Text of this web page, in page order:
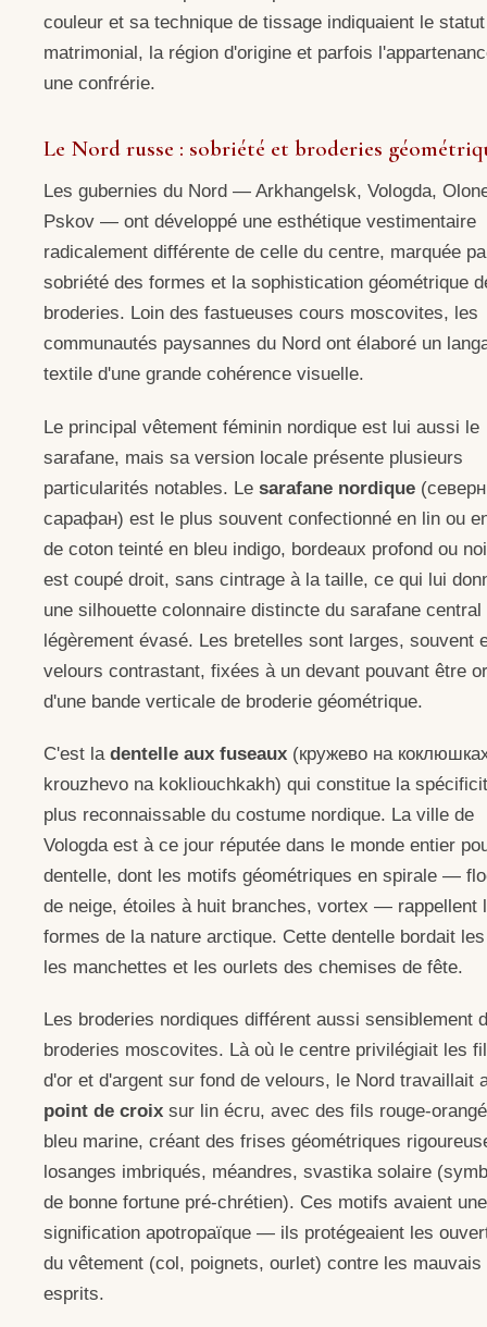
couleur et sa technique de tissage indiquaient le statut
matrimonial, la région d'origine et parfois
une confrérie.
Le Nord russe : sobriété et broderies
Les gubernies du Nord — Arkhangelsk, Vologda,
Pskov — ont développé une esthétique vestimentaire
radicalement différente de celle du centre, marquée
sobriété des formes et la sophistication géométrique
broderies. Loin des fastueuses cours moscovites, les
communautés paysannes du Nord ont élaboré un
textile d'une grande cohérence visuelle.
Le principal vêtement féminin nordique est lui aussi le
sarafane, mais sa version locale présente plusieurs
particularités notables. Le sarafane nordique
сарафан) est le plus souvent confectionné en lin ou
de coton teinté en bleu indigo, bordeaux profond ou
est coupé droit, sans cintrage à la taille, ce qui lui
une silhouette colonnaire distincte du sarafane central
légèrement évasé. Les bretelles sont larges, souvent
velours contrastant, fixées à un devant pouvant être
d'une bande verticale de broderie géométrique.
C'est la dentelle aux fuseaux (кружево на
krouzhevo na kokliouchkakh) qui constitue la
plus reconnaissable du costume nordique. La ville de
Vologda est à ce jour réputée dans le monde entier
dentelle, dont les motifs géométriques en spirale —
de neige, étoiles à huit branches, vortex — rappellent
formes de la nature arctique. Cette dentelle bordait
les manchettes et les ourlets des chemises de fête.
Les broderies nordiques différent aussi sensiblement
broderies moscovites. Là où le centre privilégiait les
d'or et d'argent sur fond de velours, le Nord travaillait
point de croix sur lin écru, avec des fils rouge-
bleu marine, créant des frises géométriques
losanges imbriqués, méandres, svastika solaire
de bonne fortune pré-chrétien). Ces motifs avaient une
signification apotropaïque — ils protégeaient les
du vêtement (col, poignets, ourlet) contre les mauvais
esprits.